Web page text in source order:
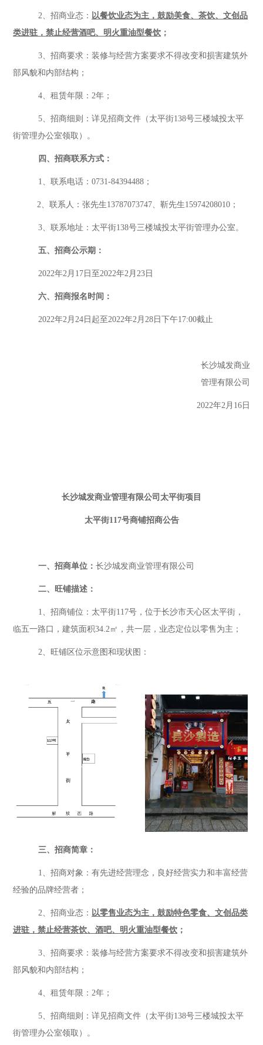
2、 招商业态： 以餐饮业态为主，鼓励美食、茶饮、文创品
类进驻，禁止经营酒吧、明火重油型餐饮 ；
3、招商要求：装修与经营方案要求不得改变和损害建筑外
部风貌和内部结构；
4、租赁年限： 2年；
5、招商细则：详见招商文件（太平街138号三楼城投太平
街管理办公室领取）。
四、招商联系方式：
1、联系电话：0731-84394488；
2、联系人： 张先生1 3787073747 靳先生15974208010；
3、联系地址： 太平街138号三楼城投太平街管理办公室。
五、招商公示期：
2022年2 月 17 日至 2022年2 月 23 日
六、 招商报名时间 ：
2022年2月24日起至2022年2月28日下午17:00截止
长沙城发商业
管理有限公司
2022年2 月 1 6 日
长沙城发商业管理有限公司太平街项目
太平街117号商铺招商公告
一、 招商单位： 长沙城发商业管理有限公司
二、旺铺描述：
1、招商铺位： 太平街117号，位于长沙市天心区太平街，
临五一路 口，建筑面积34.2 ㎡， 共一层， 业态定位以零售为主；
2、旺铺区位示意图和现状图：
三、招商简章：
1、 招商对象：有先进经营理念，良好经营实力和丰富经营
经验的品牌经营者；
2、 招商业态： 以零售业态为主，鼓励特色零食、文创品类
进驻，禁止经营茶饮、酒吧、明火重油型餐饮 ；
3、招商要求：装修与经营方案要求不得改变和损害建筑外
部风貌和内部结构；
4、租赁年限： 2年；
5、招商细则：详见招商文件（太平街138号三楼城投太平
街管理办公室领取）。